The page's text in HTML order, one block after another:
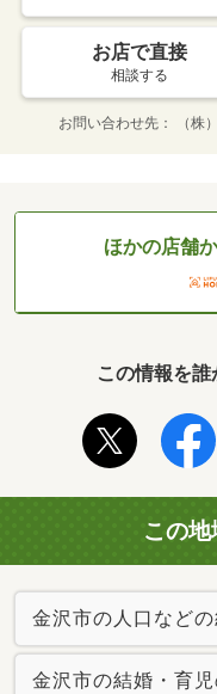
お店で直接
相談する
お問い合わせ先 （株
ほかの店舗
この情報を
この
金沢市の人口など
金沢市の結婚・育